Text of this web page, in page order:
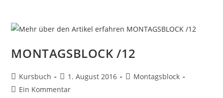
MONTAGSBLOCK /12
Kursbuch 1. August 2016
Montagsblock
Ein Kommentar